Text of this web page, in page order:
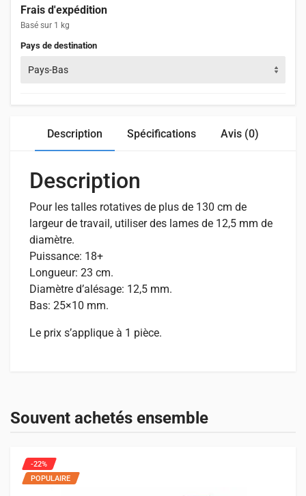
Frais d'expédition
Basé sur 1 kg
Pays de destination
Pays-Bas
Description Spécifications Avis (0)
Description
Pour les talles rotatives de plus de 130 cm de
largeur de travail, utiliser des lames de 12,5 mm de
diamètre.
Puissance: 18+
Longueur: 23 cm.
Diamètre d’alésage: 12,5 mm.
Bas: 25×10 mm.
Le prix s’applique à 1 pièce.
1 kg
Souvent achetés ensemble
-22%
POPULAIRE